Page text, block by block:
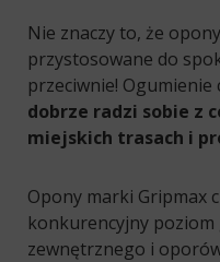
Nie znaczy to, że
przystosowane do
przeciwnie!
dobrze radzi sobie z
miejskich trasach i
Opony marki Gripmax
konkurencyjny poziom
zewnętrznego i